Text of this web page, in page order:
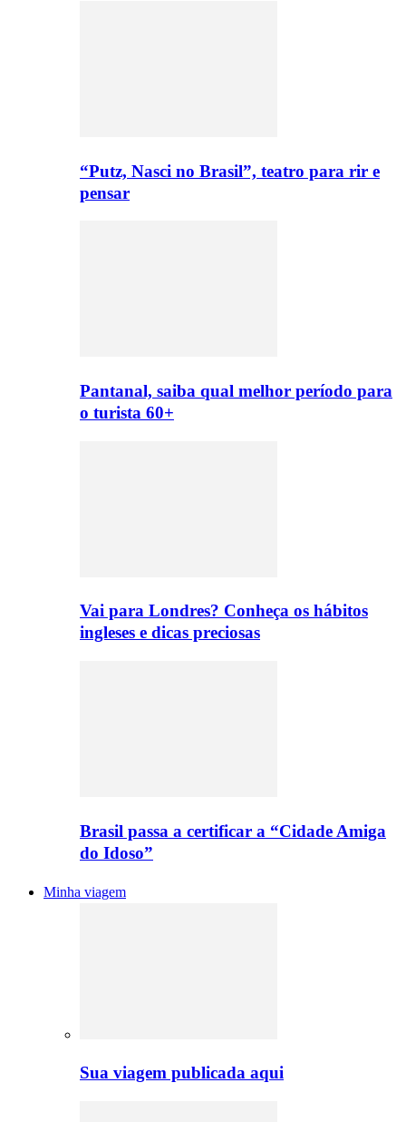
“Putz, Nasci no Brasil”, teatro para rir e
pensar
Pantanal, saiba qual melhor período para
o turista 60+
Vai para Londres? Conheça os hábitos
ingleses e dicas preciosas
Brasil passa a certificar a “Cidade Amiga
do Idoso”
Minha viagem
Sua viagem publicada aqui